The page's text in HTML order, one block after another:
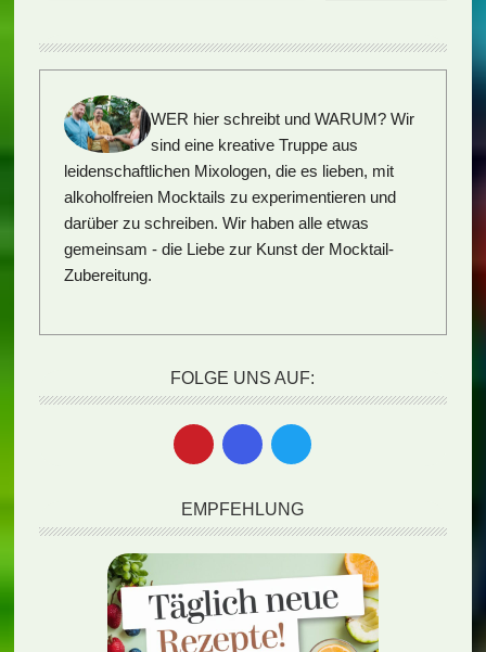
WER hier schreibt und WARUM? Wir
sind eine kreative Truppe aus
leidenschaftlichen Mixologen, die es lieben, mit
alkoholfreien Mocktails zu experimentieren und
darüber zu schreiben. Wir haben alle etwas
gemeinsam - die Liebe zur Kunst der Mocktail-
Zubereitung.
FOLGE UNS AUF:
EMPFEHLUNG